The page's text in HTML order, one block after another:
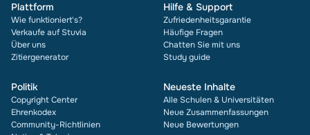
Plattform
Wie funktioniert's?
Verkaufe auf Stuvia
Über uns
Zitiergenerator
Hilfe & Support
Zufriedenheitsgarantie
Häufige Fragen
Chatten Sie mit uns
Study guide
Politik
Copyright Center
Ehrenkodex
Community-Richtlinien
Neueste Inhalte
Alle Schulen & Universitäten
Neue Zusammenfassungen
Neue Bewertungen